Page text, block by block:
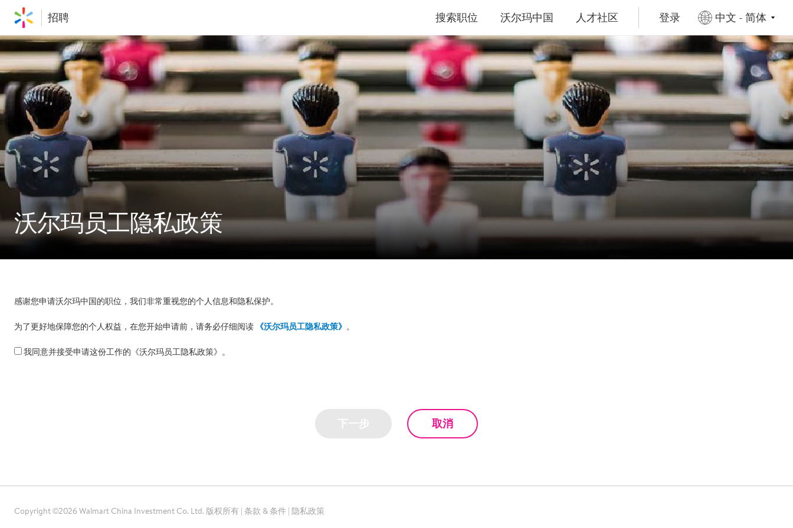
招聘 搜索职位 沃尔玛中国 人才社区 登录 中文 - 简体
沃尔玛员工隐私政策
感谢您申请沃尔玛中国的职位，我们非常重视您的个人信息和隐私保护。
为了更好地保障您的个人权益，在您开始申请前，请务必仔细阅读 《沃尔玛员工隐私政策》 。
我同意并接受申请这份工作的《沃尔玛员工隐私政策》。
取消
Copyright ©2026 Walmart China Investment Co. Ltd. 版权所有 | 条款 & 条件 | 隐私政策